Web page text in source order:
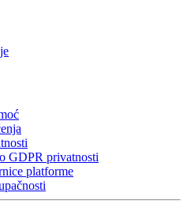
GDPR privatnosti
platforme